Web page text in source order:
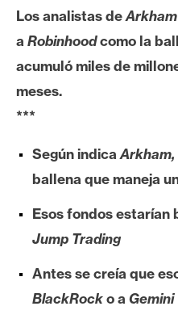
t
c
o
i
n
E
h
e
e
u
m
Los analistas de
a Robinhoodcomo la
acumuló miles de
meses.
***
Según indica Arkham,
ballena que maneja
Esos fondos estarían
Jump Trading
Antes se creía que
BlackRocko a Gemini